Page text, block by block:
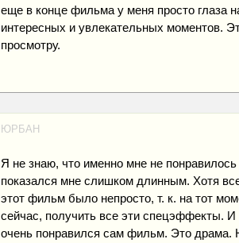
еще в конце фильма у меня просто глаза
интересных и увлекательных моментов.
просмотру.
ЮРБАН
Я не знаю, что именно мне не
показался мне слишком длинным. Хотя
этот фильм было непросто, т. к. на тот
сейчас, получить все эти спецэффекты.
очень понравился сам фильм. Это драма.